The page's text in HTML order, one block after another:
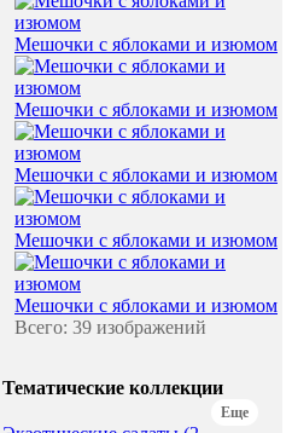
Мешочки с яблоками и изюмом
Мешочки с яблоками и изюмом
Мешочки с яблоками и изюмом
Мешочки с яблоками и изюмом
Мешочки с яблоками и изюмом
Всего: 39 изображений
Тематические коллекции
Еще